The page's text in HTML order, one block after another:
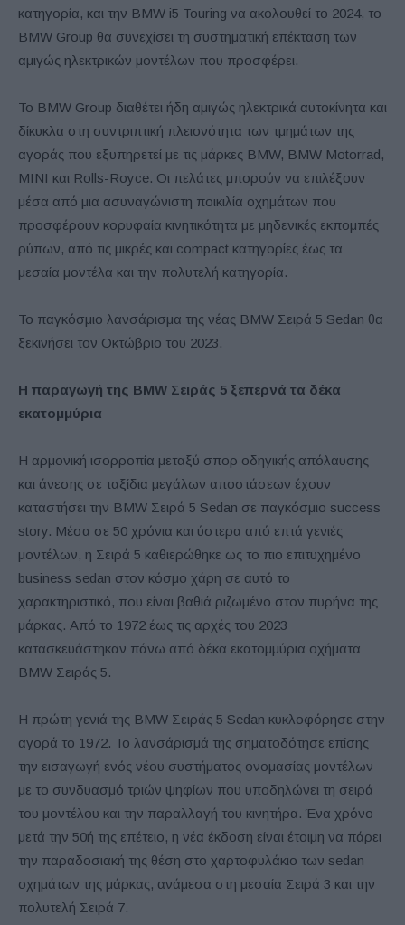
κατηγορία, και την BMW i5 Touring να ακολουθεί το 2024, το
BMW Group θα συνεχίσει τη συστηματική επέκταση των
αμιγώς ηλεκτρικών μοντέλων που προσφέρει.
Το BMW Group διαθέτει ήδη αμιγώς ηλεκτρικά αυτοκίνητα και
δίκυκλα στη συντριπτική πλειονότητα των τμημάτων της
αγοράς που εξυπηρετεί με τις μάρκες BMW, BMW Motorrad,
MINI και Rolls-Royce. Οι πελάτες μπορούν να επιλέξουν
μέσα από μια ασυναγώνιστη ποικιλία οχημάτων που
προσφέρουν κορυφαία κινητικότητα με μηδενικές εκπομπές
ρύπων, από τις μικρές και compact κατηγορίες έως τα
μεσαία μοντέλα και την πολυτελή κατηγορία.
Το παγκόσμιο λανσάρισμα της νέας BMW Σειρά 5 Sedan θα
ξεκινήσει τον Οκτώβριο του 2023.
Η παραγωγή της BMW Σειράς 5 ξεπερνά τα δέκα
εκατομμύρια
Η αρμονική ισορροπία μεταξύ σπορ οδηγικής απόλαυσης
και άνεσης σε ταξίδια μεγάλων αποστάσεων έχουν
καταστήσει την BMW Σειρά 5 Sedan σε παγκόσμιο success
story. Μέσα σε 50 χρόνια και ύστερα από επτά γενιές
μοντέλων, η Σειρά 5 καθιερώθηκε ως το πιο επιτυχημένο
business sedan στον κόσμο χάρη σε αυτό το
χαρακτηριστικό, που είναι βαθιά ριζωμένο στον πυρήνα της
μάρκας. Από το 1972 έως τις αρχές του 2023
κατασκευάστηκαν πάνω από δέκα εκατομμύρια οχήματα
BMW Σειράς 5.
Η πρώτη γενιά της BMW Σειράς 5 Sedan κυκλοφόρησε στην
αγορά το 1972. Το λανσάρισμά της σηματοδότησε επίσης
την εισαγωγή ενός νέου συστήματος ονομασίας μοντέλων
με το συνδυασμό τριών ψηφίων που υποδηλώνει τη σειρά
του μοντέλου και την παραλλαγή του κινητήρα. Ένα χρόνο
μετά την 50ή της επέτειο, η νέα έκδοση είναι έτοιμη να πάρει
την παραδοσιακή της θέση στο χαρτοφυλάκιο των sedan
οχημάτων της μάρκας, ανάμεσα στη μεσαία Σειρά 3 και την
πολυτελή Σειρά 7.